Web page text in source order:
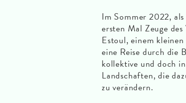
Im Sommer 2022,
ersten Mal Zeuge
Estoul, einem
eine Reise durch die
kollektive und doch
Landschaften, die
zu verändern.